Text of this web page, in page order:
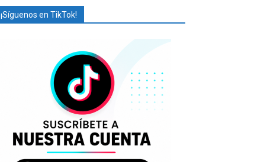
¡Síguenos en TikTok!